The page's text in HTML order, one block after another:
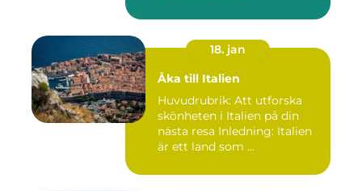
18. jan
Åka till Italien
Huvudrubrik: Att utforska
skönheten i Italien på din
nästa resa Inledning: Italien
är ett land som ...